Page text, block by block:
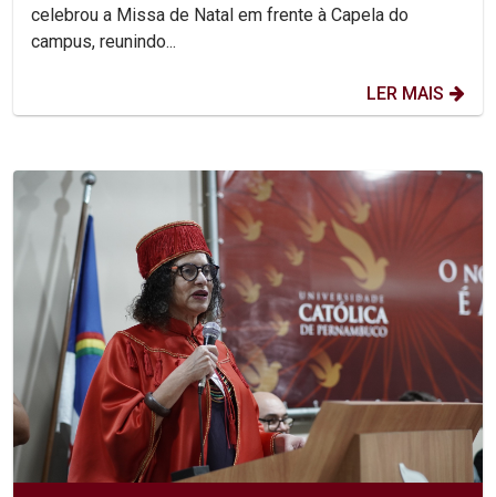
celebrou a Missa de Natal em frente à Capela do
campus, reunindo...
LER MAIS